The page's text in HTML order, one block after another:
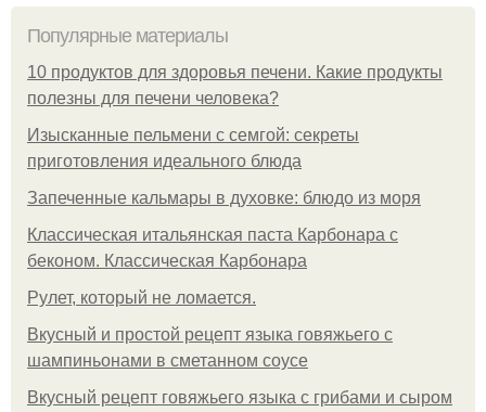
Популярные материалы
10 продуктов для здоровья печени. Какие продукты
полезны для печени человека?
Изысканные пельмени с семгой: секреты
приготовления идеального блюда
Запеченные кальмары в духовке: блюдо из моря
Классическая итальянская паста Карбонара с
беконом. Классическая Карбонара
Рулет, который не ломается.
Вкусный и простой рецепт языка говяжьего с
шампиньонами в сметанном соусе
Вкусный рецепт говяжьего языка с грибами и сыром